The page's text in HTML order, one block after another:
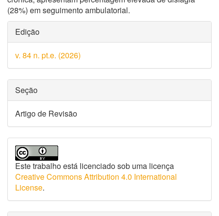
(28%) em seguimento ambulatorial.
Detalhes
do
artigo
Edição
v. 84 n. pt.e. (2026)
Seção
Artigo de Revisão
Este trabalho está licenciado sob uma licença
Creative Commons Attribution 4.0 International
License.